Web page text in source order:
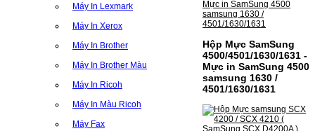
Máy In Lexmark
Máy In Xerox
Máy In Brother
Máy In Brother Màu
Máy In Ricoh
Máy In Màu Ricoh
Máy Fax
Hộp Mực SamSung
4500/4501/1630/1631 -
Mực in SamSung 4500
samsung 1630 /
4501/1630/1631